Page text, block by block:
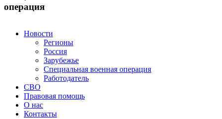
операция
Новости
Регионы
Россия
Зарубежье
Специальная военная операция
Работодатель
СВО
Правовая помощь
О нас
Контакты